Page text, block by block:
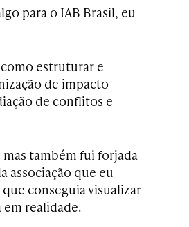
para o IAB Brasil, eu
estruturar e
de impacto
de conflitos e
também fui forjada
associação que eu
conseguia visualizar
realidade.